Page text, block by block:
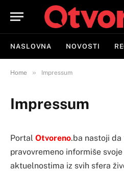
NASLOVNA NOVOSTI
Home » Impressum
Impressum
Portal Otvoreno.ba nastoji
pravovremeno informiše
aktuelnostima iz svih sfera